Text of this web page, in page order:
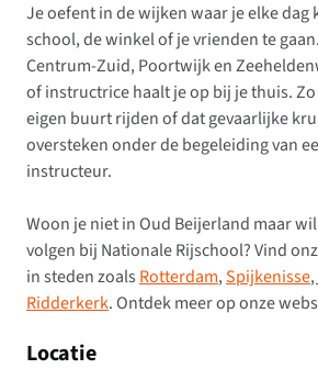
Je oefent in de wijken waar je elke dag
school, de winkel of je vrienden te
Centrum-Zuid, Poortwijk en
of instructrice haalt je op bij je thuis.
eigen buurt rijden of dat gevaarlijke
oversteken onder de begeleiding van
instructeur.
Woon je niet in Oud Beijerland maar
volgen bij Nationale Rijschool? Vind
in steden zoals Rotterdam,Spijkenisse,
Ridderkerk. Ontdek meer op onze
Locatie